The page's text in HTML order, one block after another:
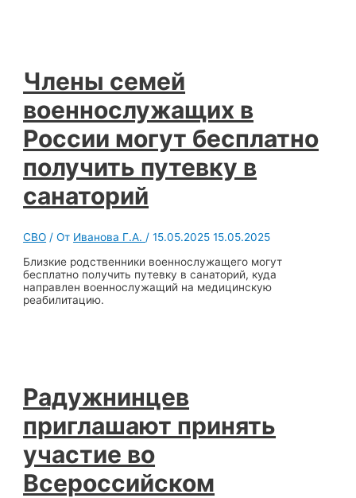
Члены семей
военнослужащих в
России могут бесплатно
получить путевку в
санаторий
СВО / От Иванова Г.А. /15.05.2025 15.05.2025
Близкие родственники военнослужащего могут
бесплатно получить путевку в санаторий, куда
направлен военнослужащий на медицинскую
реабилитацию.
Радужнинцев
приглашают принять
участие во
Всероссийском